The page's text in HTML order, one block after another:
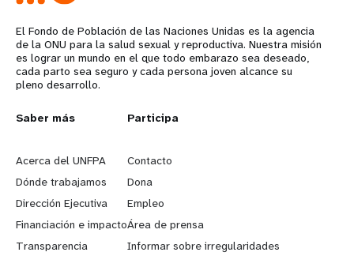
El Fondo de Población de las Naciones Unidas es la agencia
de la ONU para la salud sexual y reproductiva. Nuestra misión
es lograr un mundo en el que todo embarazo sea deseado,
cada parto sea seguro y cada persona joven alcance su
pleno desarrollo.
L
e
a
r
n
Saber más
Acerca del UNFPA
Dónde trabajamos
Dirección Ejecutiva
Financiación e impacto
Transparencia
G
o
b
e
y
Participa
Contacto
Dona
Empleo
Área de prensa
Informar sobre irregularidades